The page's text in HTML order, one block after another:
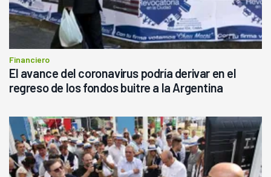
Financiero
El avance del coronavirus podría derivar en el
regreso de los fondos buitre a la Argentina